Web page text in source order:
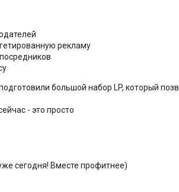
рекламу
большой набор LP, который
- это просто
сегодня! Вместе профитнее)